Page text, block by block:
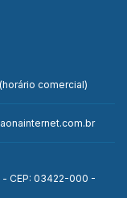
comercial)
- CEP: 03422-000 -